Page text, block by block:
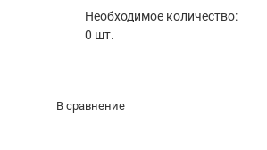
Необходимое количество:
0 шт.
В сравнение